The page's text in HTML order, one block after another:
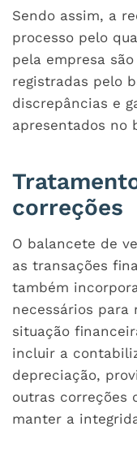
Sendo assim, a
processo pelo
pela empresa
registradas pelo
discrepâncias e
apresentados no
correções
O balancete de
as transações
também
necessários
situação
incluir a
depreciação,
outras correções
manter a